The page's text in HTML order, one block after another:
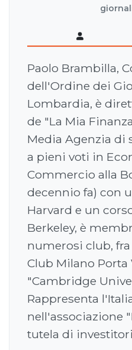
Paolo Brambilla,
dell'Ordine dei
Lombardia, è
de "La Mia
Media Agenzia di
a pieni voti in
Commercio alla
decennio fa) con
Harvard e un
Berkeley, è
numerosi club,
Club Milano Porta
"Cambridge
Rappresenta
nell'associazione
tutela di